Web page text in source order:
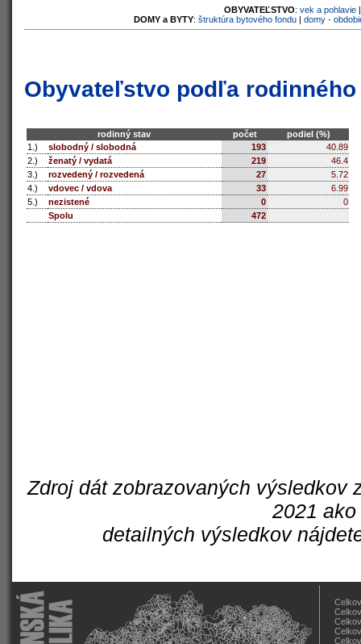
OBYVATEĽSTVO: vek a pohlavie
DOMY a BYTY: štruktúra bytového fondu| domy -
Obyvateľstvo podľa
rodinný stav počet
podiel (%)
1.)
slobodný / slobodná 193
40.89
2.)
ženatý / vydatá 219
46.4
3.)
rozvedený / rozvedená 27
5.72
4.)
vdovec / vdova 33
6.99
5.)
nezistené 0
0
Spolu
472
Zdroj dát zobrazovaných výsledkov
2021
detailných výsledkov